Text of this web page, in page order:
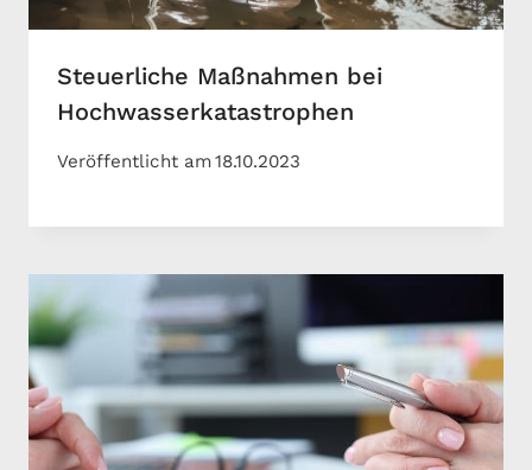
Steuerliche Maßnahmen bei
Hochwasserkatastrophen
Veröffentlicht am18.10.2023